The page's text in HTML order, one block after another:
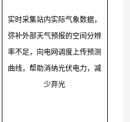
实时采集站内实际气象数据，
弥补外部天气预报的空间分辨
率不足，向电网调度上传预测
曲线，帮助消纳光伏电力，减
少弃光